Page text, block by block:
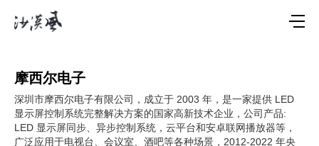
摩西尔电子
深圳市摩西尔电子有限公司，成立于 2003 年，是一家提供 LED
显示屏控制系统完整解决方案的国家高新技术企业，公司产品:
LED 显示屏同步、异步控制系统，云平台和安卓联网播放器等，
广泛应用于电视台、会议室、酒吧等各种场景，2012-2022 年央